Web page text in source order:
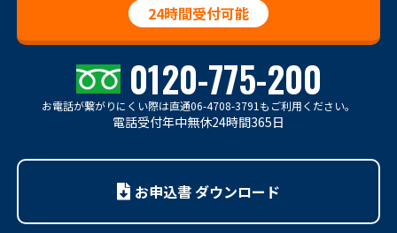
24時間受付可能
0120-775-200
お電話が繋がりにくい際は直通06-4708-3791もご利用ください。
電話受付年中無休24時間365日
お申込書 ダウンロード